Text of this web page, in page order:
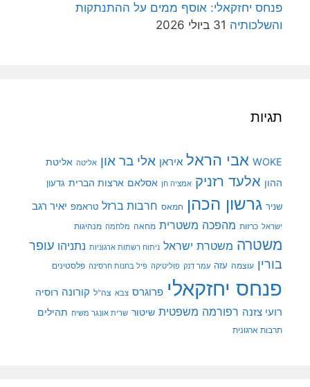
פנחס יחזקאלי: אוסף ממים על ההתנתקות
והשלכותיה 31 ביולי 2026
תגיות
WOKE אבי הראל איראן אלי בר און אליטה אליטת
ההון אלעד רזניק אמציה חן אסלאם ארצות הברית גדעון
שניר גרשון הכהן חמאס חרבות ברזל טראמפ יאיר רגב
ישראל כרזות מהפכה משטרית מחאה מלחמה מנהיגות
משטרה משטרת ישראל ניתוח רשתות ארגוניות נתניהו עופר
בורין עוצמה עזה עמר דנק פוליטיקה פיל בחנות חרסינה פלסטינים
פנחס יחזקאלי פרוגרס צבא צה"ל קורונה רוסיה
רועי צזנה רפורמה משפטית שיטור שרית אונגר משיח תהילים
תרבות ארגונית